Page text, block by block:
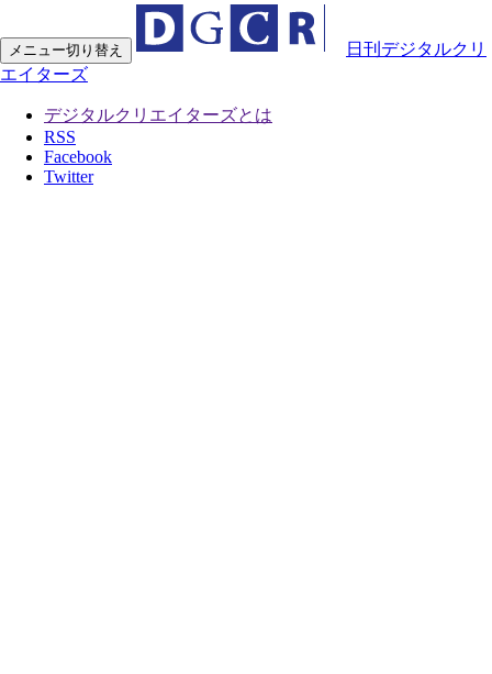
メニュー切り替え
日刊デジタルクリ
エイターズ
デジタルクリエイターズとは
RSS
Facebook
Twitter